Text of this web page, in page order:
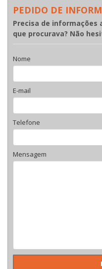
PEDIDO DE
Precisa de informações
que procurava? Não
Nome
E-mail
Telefone
Mensagem